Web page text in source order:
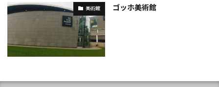
美術館 ゴッホ美術館